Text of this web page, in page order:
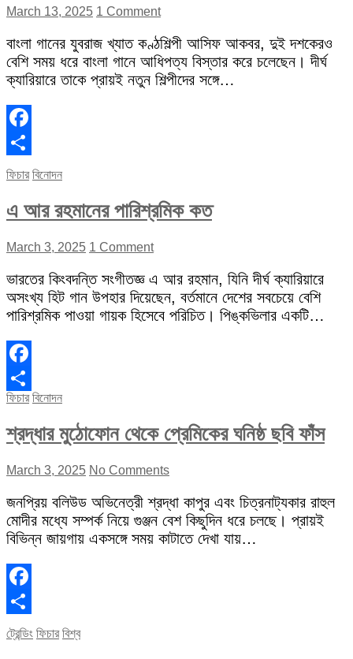
March 13, 2025 1 Comment
বাংলা গানের যুবরাজ খ্যাত কণ্ঠশিল্পী আসিফ আকবর, দুই দশকেরও
বেশি সময় ধরে বাংলা গানে আধিপত্য বিস্তার করে চলেছেন। দীর্ঘ
ক্যারিয়ারে তাকে প্রায়ই নতুন শিল্পীদের সঙ্গে…
Facebook
Share
ফিচার বিনোদন
এ আর রহমানের পারিশ্রমিক কত
March 3, 2025 1 Comment
ভারতের কিংবদন্তি সংগীতজ্ঞ এ আর রহমান, যিনি দীর্ঘ ক্যারিয়ারে
অসংখ্য হিট গান উপহার দিয়েছেন, বর্তমানে দেশের সবচেয়ে বেশি
পারিশ্রমিক পাওয়া গায়ক হিসেবে পরিচিত। পিঙ্কভিলার একটি…
Facebook
Share
ফিচার বিনোদন
শ্রদ্ধার মুঠোফোন থেকে প্রেমিকের ঘনিষ্ঠ ছবি ফাঁস
March 3, 2025 No Comments
জনপ্রিয় বলিউড অভিনেত্রী শ্রদ্ধা কাপুর এবং চিত্রনাট্যকার রাহুল
মোদীর মধ্যে সম্পর্ক নিয়ে গুঞ্জন বেশ কিছুদিন ধরে চলছে। প্রায়ই
বিভিন্ন জায়গায় একসঙ্গে সময় কাটাতে দেখা যায়…
Facebook
Share
ট্রেন্ডিং ফিচার বিশ্ব